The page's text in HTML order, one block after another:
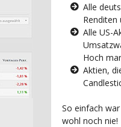
Alle
Renditen
Alle US-
Hoch
Aktien,
So einfach
wohl noch nie!